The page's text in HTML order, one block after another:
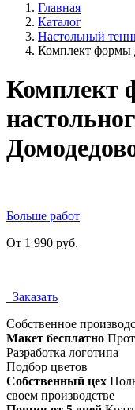
Главная
Каталог
Настольный
Комплект формы
Комплект
Больше работ
От 1 990 руб.
Заказать
Собственное
Макет бесплатно
Разработка логотипа
Подбор цветов
Собственный цех
своем производстве